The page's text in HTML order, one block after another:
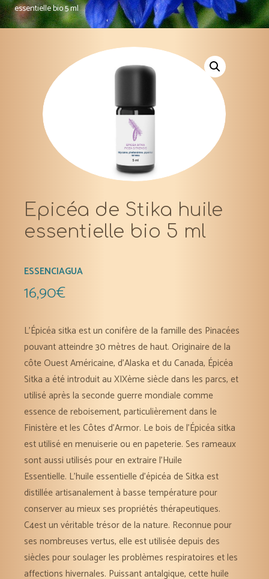
essentielle bio 5 ml
Epicéa de Stika huile
essentielle bio 5 ml
ESSENCIAGUA
16,90€
L’Épicéa sitka est un conifère de la famille des Pinacées
pouvant atteindre 30 mètres de haut. Originaire de la
côte Ouest Américaine, d’Alaska et du Canada, Épicéa
Sitka a été introduit au XIXème siècle dans les parcs, et
utilisé après la seconde guerre mondiale comme
essence de reboisement, particulièrement dans le
Finistère et les Côtes d’Armor. Le bois de l’Épicéa sitka
est utilisé en menuiserie ou en papeterie. Ses rameaux
sont aussi utilisés pour en extraire l’Huile
Essentielle. L’huile essentielle d’épicéa de Sitka est
distillée artisanalement à basse température pour
conserver au mieux ses propriétés thérapeutiques.
C4est un véritable trésor de la nature. Reconnue pour
ses nombreuses vertus, elle est utilisée depuis des
siècles pour soulager les problèmes respiratoires et les
affections hivernales. Puissant antalgique, cette huile